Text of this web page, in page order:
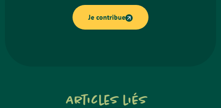
Je contribue
Articles liés